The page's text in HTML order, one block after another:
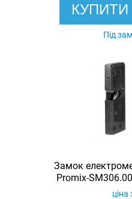
КУПИТИ
Під
Замок
Promix-